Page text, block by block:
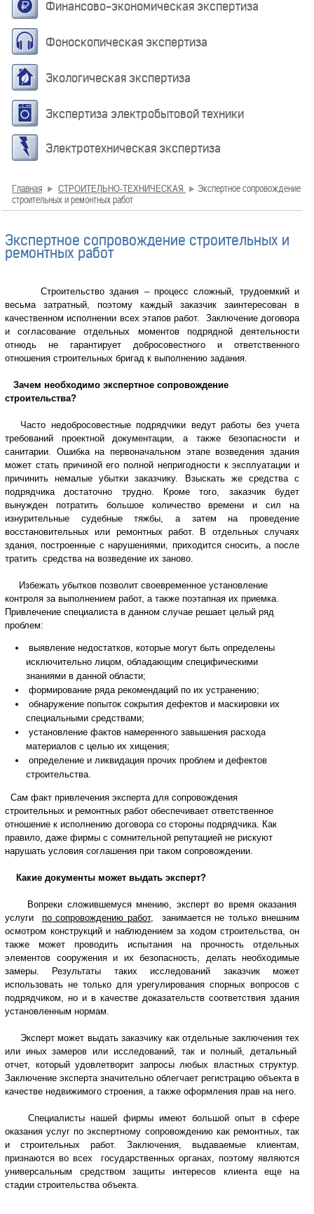
Финансово-экономическая экспертиза
Фоноскопическая экспертиза
Экологическая экспертиза
Экспертиза электробытовой техники
Электротехническая экспертиза
Главная СТРОИТЕЛЬНО-ТЕХНИЧЕСКАЯ
Экспертное сопровождение
строительных и ремонтных работ
Экспертное сопровождение строительных и
ремонтных работ
Строительство здания – процесс сложный, трудоемкий и
весьма затратный, поэтому каждый заказчик заинтересован в
качественном исполнении всех этапов работ. Заключение договора
и согласование отдельных моментов подрядной деятельности
отнюдь не гарантирует добросовестного и ответственного
отношения строительных бригад к выполнению задания.
Зачем необходимо экспертное сопровождение
строительства?
Часто недобросовестные подрядчики ведут работы без учета
требований проектной документации, а также безопасности и
санитарии. Ошибка на первоначальном этапе возведения здания
может стать причиной его полной непригодности к эксплуатации и
причинить немалые убытки заказчику. Взыскать же средства с
подрядчика достаточно трудно. Кроме того, заказчик будет
вынужден потратить большое количество времени и сил на
изнурительные судебные тяжбы, а затем на проведение
восстановительных или ремонтных работ. В отдельных случаях
здания, построенные с нарушениями, приходится сносить, а после
тратить средства на возведение их заново.
Избежать убытков позволит своевременное установление
контроля за выполнением работ, а также поэтапная их приемка.
Привлечение специалиста в данном случае решает целый ряд
проблем:
выявление недостатков, которые могут быть определены
исключительно лицом, обладающим специфическими
знаниями в данной области;
формирование ряда рекомендаций по их устранению;
обнаружение попыток сокрытия дефектов и маскировки их
специальными средствами;
установление фактов намеренного завышения расхода
материалов с целью их хищения;
определение и ликвидация прочих проблем и дефектов
строительства.
Сам факт привлечения эксперта для сопровождения
строительных и ремонтных работ обеспечивает ответственное
отношение к исполнению договора со стороны подрядчика. Как
правило, даже фирмы с сомнительной репутацией не рискуют
нарушать условия соглашения при таком сопровождении.
Какие документы может выдать эксперт?
Вопреки сложившемуся мнению, эксперт во время оказания
услуги по сопровождению работ, занимается не только внешним
осмотром конструкций и наблюдением за ходом строительства, он
также может проводить испытания на прочность отдельных
элементов сооружения и их безопасность, делать необходимые
замеры. Результаты таких исследований заказчик может
использовать не только для урегулирования спорных вопросов с
подрядчиком, но и в качестве доказательств соответствия здания
установленным нормам.
Эксперт может выдать заказчику как отдельные заключения тех
или иных замеров или исследований, так и полный, детальный
отчет, который удовлетворит запросы любых властных структур.
Заключение эксперта значительно облегчает регистрацию объекта в
качестве недвижимого строения, а также оформления прав на него.
Специалисты нашей фирмы имеют большой опыт в сфере
оказания услуг по экспертному сопровождению как ремонтных, так
и строительных работ. Заключения, выдаваемые клиентам,
признаются во всех государственных органах, поэтому являются
универсальным средством защиты интересов клиента еще на
стадии строительства объекта.